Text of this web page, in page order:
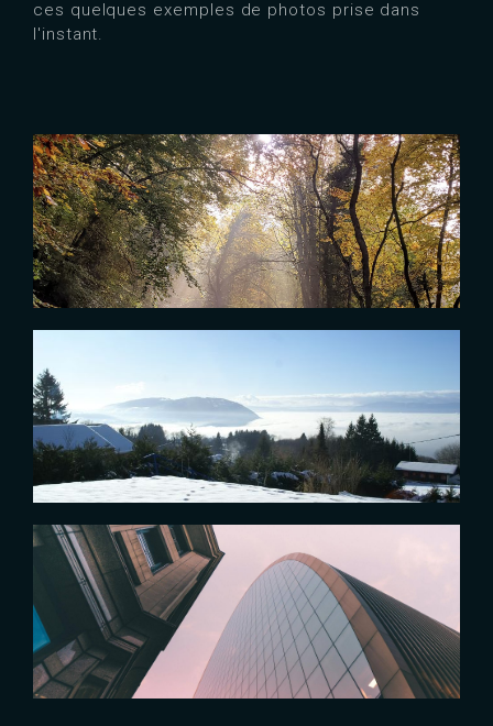
ces quelques exemples de photos prise dans
l'instant.